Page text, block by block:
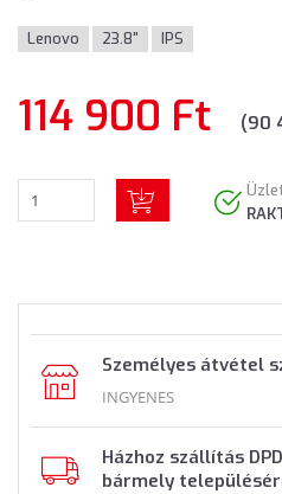
Lenovo 23.8" IPS
114 900 Ft (90
Személyes átvétel
INGYENES
Házhoz szállítás
bármely